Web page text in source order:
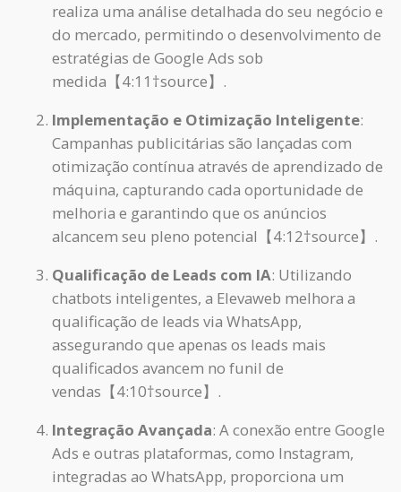
realiza uma análise detalhada do seu negócio e
do mercado, permitindo o desenvolvimento de
estratégias de Google Ads sob
medida【4:11†source】.
Implementação e Otimização Inteligente:
Campanhas publicitárias são lançadas com
otimização contínua através de aprendizado de
máquina, capturando cada oportunidade de
melhoria e garantindo que os anúncios
alcancem seu pleno potencial【4:12†source】.
Qualificação de Leads com IA: Utilizando
chatbots inteligentes, a Elevaweb melhora a
qualificação de leads via WhatsApp,
assegurando que apenas os leads mais
qualificados avancem no funil de
vendas【4:10†source】.
Integração Avançada: A conexão entre Google
Ads e outras plataformas, como Instagram,
integradas ao WhatsApp, proporciona um